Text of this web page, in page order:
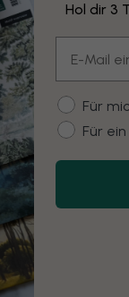
Kann ich
Muss ich
botanische Kunst
Hol dir 3
Customer
Für
Für